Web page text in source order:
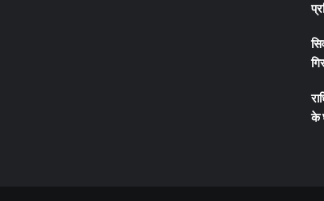
के